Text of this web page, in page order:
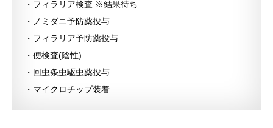
・フィラリア検査 ※結果待ち
・ノミダニ予防薬投与
・フィラリア予防薬投与
・便検査(陰性)
・回虫条虫駆虫薬投与
・マイクロチップ装着